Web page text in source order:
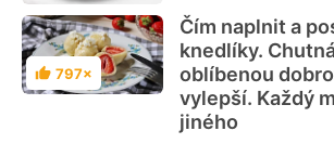
Hodnocení
797×
Čím naplnit a
knedlíky.
oblíbenou
vylepší. Každý
jiného